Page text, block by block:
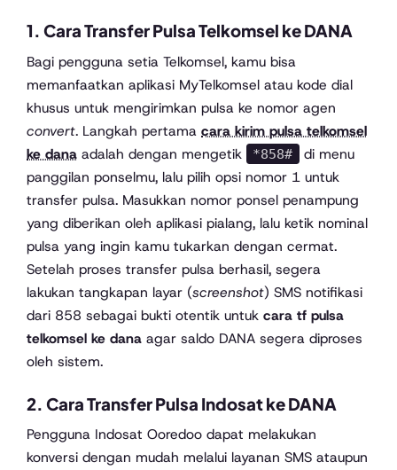
1. Cara Transfer Pulsa Telkomsel ke DANA
Bagi pengguna setia Telkomsel, kamu bisa
memanfaatkan aplikasi MyTelkomsel atau kode dial
khusus untuk mengirimkan pulsa ke nomor agen
convert. Langkah pertama cara kirim pulsa telkomsel
ke dana adalah dengan mengetik *858#
di menu
panggilan ponselmu, lalu pilih opsi nomor 1 untuk
transfer pulsa. Masukkan nomor ponsel penampung
yang diberikan oleh aplikasi pialang, lalu ketik nominal
pulsa yang ingin kamu tukarkan dengan cermat.
Setelah proses transfer pulsa berhasil, segera
lakukan tangkapan layar (screenshot) SMS notifikasi
dari 858 sebagai bukti otentik untuk cara tf pulsa
telkomsel ke dana agar saldo DANA segera diproses
oleh sistem.
2. Cara Transfer Pulsa Indosat ke DANA
Pengguna Indosat Ooredoo dapat melakukan
konversi dengan mudah melalui layanan SMS ataupun